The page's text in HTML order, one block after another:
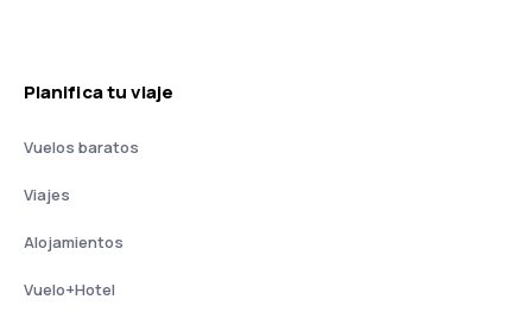
Planifica tu viaje
Vuelos baratos
Viajes
Alojamientos
Vuelo+Hotel